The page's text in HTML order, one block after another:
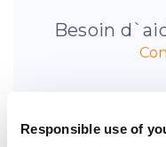
Responsible use of
Besoin